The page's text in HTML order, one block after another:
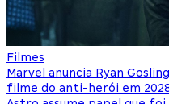
Filmes
Marvel anuncia Ryan
filme do anti-herói em